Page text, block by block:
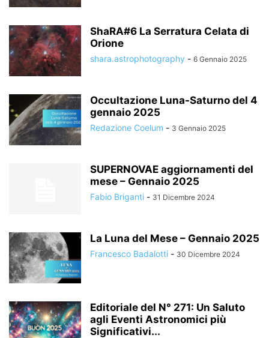
ShaRA#6 La Serratura Celata di
Orione
shara.astrophotography - 6 Gennaio 2025
Occultazione Luna-Saturno del 4
gennaio 2025
Redazione Coelum - 3 Gennaio 2025
SUPERNOVAE aggiornamenti del
mese – Gennaio 2025
Fabio Briganti - 31 Dicembre 2024
La Luna del Mese – Gennaio 2025
Francesco Badalotti - 30 Dicembre 2024
Editoriale del N° 271: Un Saluto
agli Eventi Astronomici più
Significativi...